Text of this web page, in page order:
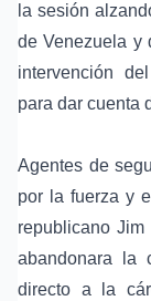
la sesión
de Venezuela y
intervención
para dar cuenta
Agentes de
por la fuerza y
republicano Jim
abandonara la
directo a la